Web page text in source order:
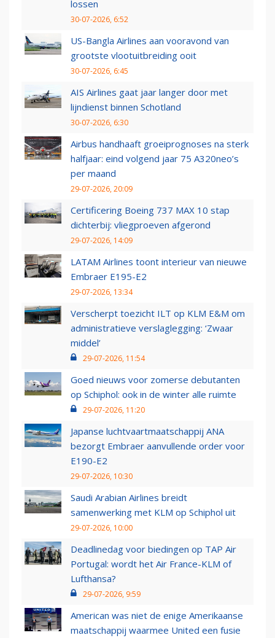
lossen
30-07-2026, 6:52
US-Bangla Airlines aan vooravond van
grootste vlootuitbreiding ooit
30-07-2026, 6:45
AIS Airlines gaat jaar langer door met
lijndienst binnen Schotland
30-07-2026, 6:30
Airbus handhaaft groeiprognoses na sterk
halfjaar: eind volgend jaar 75 A320neo’s
per maand
29-07-2026, 20:09
Certificering Boeing 737 MAX 10 stap
dichterbij: vliegproeven afgerond
29-07-2026, 14:09
LATAM Airlines toont interieur van nieuwe
Embraer E195-E2
29-07-2026, 13:34
Verscherpt toezicht ILT op KLM E&M om
administratieve verslaglegging: ‘Zwaar
middel’
29-07-2026, 11:54
Goed nieuws voor zomerse debutanten
op Schiphol: ook in de winter alle ruimte
29-07-2026, 11:20
Japanse luchtvaartmaatschappij ANA
bezorgt Embraer aanvullende order voor
E190-E2
29-07-2026, 10:30
Saudi Arabian Airlines breidt
samenwerking met KLM op Schiphol uit
29-07-2026, 10:00
Deadlinedag voor biedingen op TAP Air
Portugal: wordt het Air France-KLM of
Lufthansa?
29-07-2026, 9:59
American was niet de enige Amerikaanse
maatschappij waarmee United een fusie